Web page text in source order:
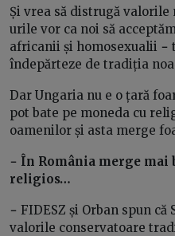
Și vrea să distrugă valorile
urile vor ca noi să
africanii și homosexualii −
îndepărteze de tradiția
Dar Ungaria nu e o țară
pot bate pe moneda cu
oamenilor și asta merge
− În România merge mai
religios…
− FIDESZ și Orban spun
valorile conservatoare